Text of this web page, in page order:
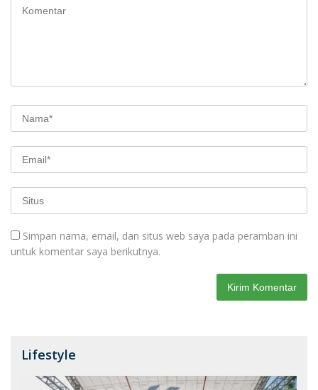
Simpan nama, email, dan situs web saya pada peramban ini
untuk komentar saya berikutnya.
Lifestyle